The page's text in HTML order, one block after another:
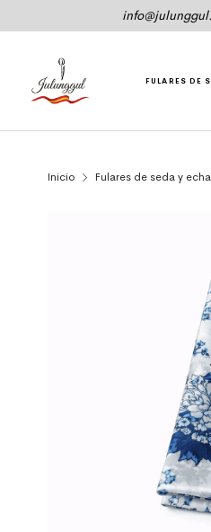
FULARES DE
Inicio Fulares de seda y